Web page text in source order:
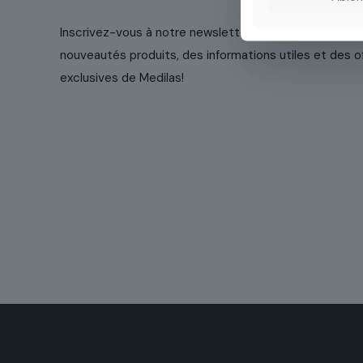
Inscrivez-vous à notre newsletter pour recevoir
nouveautés produits, des informations utiles et des
exclusives de Medilas!